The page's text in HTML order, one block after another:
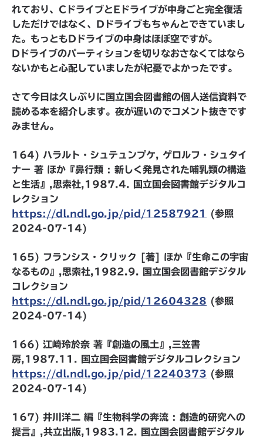
れており、CドライブとEドライブが中身ごと完全復活
しただけではなく、Dドライブもちゃんとできていまし
た。もっともDドライブの中身はほぼ空ですが。
Dドライブのパーティションを切りなおさなくてはなら
ないかもと心配していましたが杞憂でよかったです。
さて今日は久しぶりに国立国会図書館の個人送信資料で
読める本を紹介します。夜が遅いのでコメント抜きです
みません。
164) ハラルト・シュテュンプケ, ゲロルフ・シュタイ
ナー 著 ほか『鼻行類 : 新しく発見された哺乳類の構造
と生活』,思索社,1987.4. 国立国会図書館デジタルコ
レクション
https://dl.ndl.go.jp/pid/12587921
(参照
2024-07-14)
165) フランシス・クリック [著] ほか『生命この宇宙
なるもの』,思索社,1982.9. 国立国会図書館デジタル
コレクション
https://dl.ndl.go.jp/pid/12604328 (参照
2024-07-14)
166) 江崎玲於奈 著『創造の風土』,三笠書
房,1987.11. 国立国会図書館デジタルコレクション
https://dl.ndl.go.jp/pid/12240373 (参照
2024-07-14)
167) 井川洋二 編『生物科学の奔流 : 創造的研究への
提言』,共立出版,1983.12. 国立国会図書館デジタル